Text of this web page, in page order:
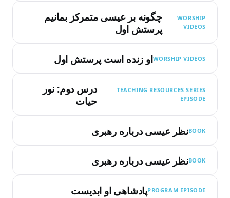
WORSHIP
VIDEOS
چگونه بر عیسی متمرکز بمانیم
پرستش اول
WORSHIP VIDEOSاو زنده است پرستش اول
TEACHING RESOURCES SERIES
EPISODE
درس دوم: نور
حیات
BOOKنظر عیسی درباره رهبری
BOOKنظر عیسی درباره رهبری
PROGRAM EPISODEپادشاهی او ابدیست